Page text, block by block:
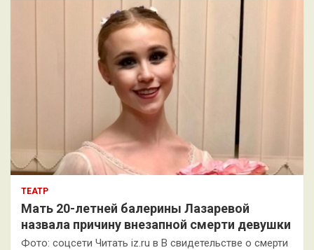
к
ТЕАТР
Мать 20-летней балерины Лазаревой
назвала причину внезапной смерти девушки
Фото: соцсети Читать iz.ru в В свидетельстве о смерти